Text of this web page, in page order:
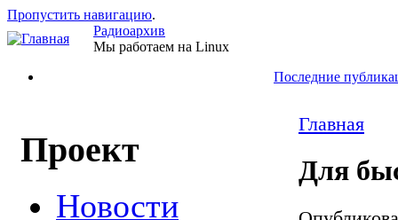
Пропустить навигацию.
Радиоархив
Мы работаем на Linux
Последние
Проект
Новости
Главная
Для